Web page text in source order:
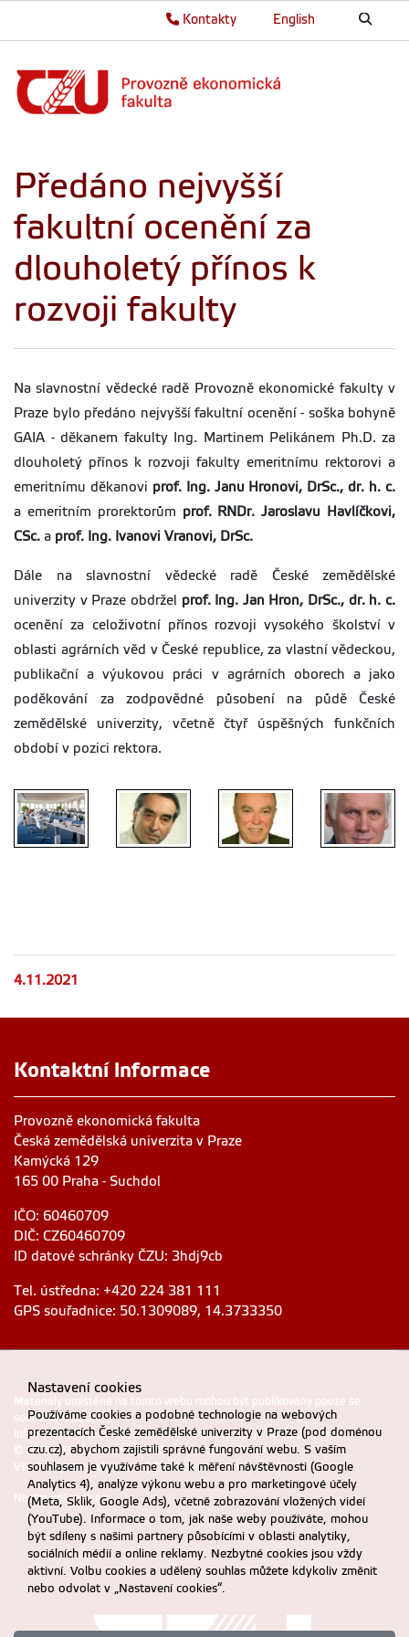
English
Kontakty
Předáno nejvyšší
fakultní ocenění za
dlouholetý přínos k
rozvoji fakulty
Na slavnostní vědecké radě Provozně ekonomické fakulty v
Praze bylo předáno nejvyšší fakultní ocenění - soška bohyně
GAIA - děkanem fakulty Ing. Martinem Pelikánem Ph.D. za
dlouholetý přínos k rozvoji fakulty emeritnímu rektorovi a
emeritnímu děkanovi prof. Ing. Janu Hronovi, DrSc., dr. h. c.
a emeritním prorektorům prof. RNDr. Jaroslavu Havlíčkovi,
CSc. a prof. Ing. Ivanovi Vranovi, DrSc.
Dále na slavnostní vědecké radě České zemědělské
univerzity v Praze obdržel prof. Ing. Jan Hron, DrSc., dr. h. c.
ocenění za celoživotní přínos rozvoji vysokého školství v
oblasti agrárních věd v České republice, za vlastní vědeckou,
publikační a výukovou práci v agrárních oborech a jako
poděkování za zodpovědné působení na půdě České
zemědělské univerzity, včetně čtyř úspěšných funkčních
období v pozici rektora.
4.11.2021
Kontaktní informace
Provozně ekonomická fakulta
Česká zemědělská univerzita v Praze
Kamýcká 129
165 00 Praha - Suchdol
IČO: 60460709
DIČ: CZ60460709
ID datové schránky ČZU: 3hdj9cb
Tel. ústředna: +420 224 381 111
GPS souřadnice: 50.1309089, 14.3733350
Materiály umístěné na tomto webu mohou být publikovány pouze se
souhlasem ČZU.
Informace o zpracování a ochraně osobních údajů na ČZU v Praze.
© 2025 PEF, Česká zemědělská univerzita v Praze
Všechna práva vyhrazena |Prohlášení o přístupnosti
Nastavení cookies
Nastavení cookies
Používáme cookies a podobné technologie na webových
prezentacích České zemědělské univerzity v Praze (pod doménou
czu.cz), abychom zajistili správné fungování webu. S vaším
souhlasem je využíváme také k měření návštěvnosti (Google
Analytics 4), analýze výkonu webu a pro marketingové účely
(Meta, Sklik, Google Ads), včetně zobrazování vložených videí
(YouTube). Informace o tom, jak naše weby používáte, mohou
být sdíleny s našimi partnery působícími v oblasti analytiky,
sociálních médií a online reklamy. Nezbytné cookies jsou vždy
aktivní. Volbu cookies a udělený souhlas můžete kdykoliv změnit
nebo odvolat v „Nastavení cookies“.